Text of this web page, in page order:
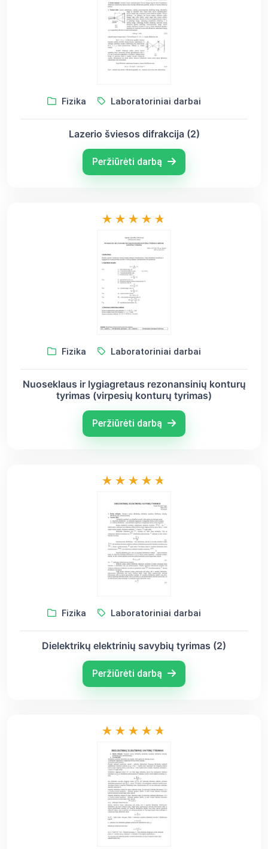
Fizika Laboratoriniai darbai
Lazerio šviesos difrakcija (2)
Peržiūrėti darbą
Fizika Laboratoriniai darbai
Nuoseklaus ir lygiagretaus rezonansinių konturų
tyrimas (virpesių konturų tyrimas)
Peržiūrėti darbą
Fizika Laboratoriniai darbai
Dielektrikų elektrinių savybių tyrimas (2)
Peržiūrėti darbą